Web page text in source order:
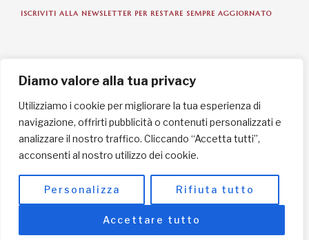
Diamo valore alla tua privacy
Utilizziamo i cookie per migliorare la tua esperienza di
navigazione, offrirti pubblicità o contenuti personalizzati e
analizzare il nostro traffico. Cliccando “Accetta tutti”,
acconsenti al nostro utilizzo dei cookie.
Personalizza Rifiuta tutto
Accettare tutto
ISCRIVITI ALLA NEWSLETTER PER RESTARE SEMPRE AGGIORNATO
ISCRIVITI ORA
INFORMAZIONI SULLA PRIVACY
English / USD
© Copyright 2025 L'Africa Chiama ODV All rights reserved